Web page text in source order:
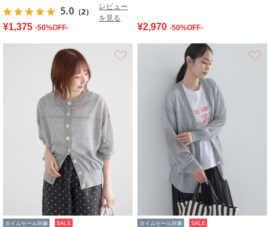
5.0 （2）
レビュー
を見る
¥1,375 -50%OFF- ¥2,970 -50%OFF-
タイムセール対象 SALE タイムセール対象 SALE